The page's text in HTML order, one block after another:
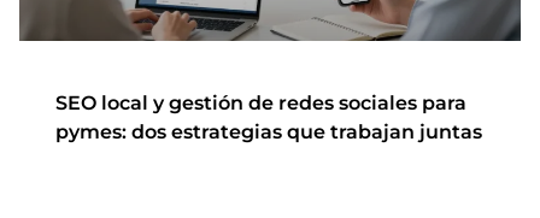
SEO local y gestión de redes sociales para
pymes: dos estrategias que trabajan juntas